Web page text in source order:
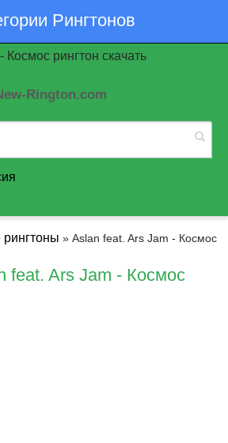
Рингтонов
Космос рингтон скачать
Rington.com
рингтоны » Aslan feat. Ars Jam - Космос
feat. Ars Jam - Космос